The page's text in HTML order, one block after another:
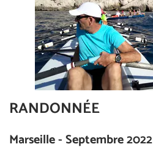
RANDONNÉE
Marseille - Septembre 2022